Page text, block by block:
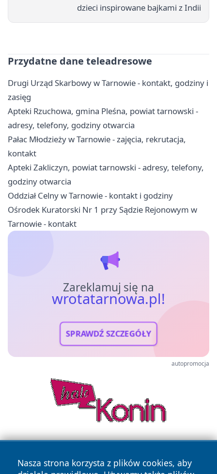
dzieci inspirowane bajkami z Indii
Przydatne dane teleadresowe
Drugi Urząd Skarbowy w Tarnowie - kontakt, godziny i
zasięg
Apteki Rzuchowa, gmina Pleśna, powiat tarnowski -
adresy, telefony, godziny otwarcia
Pałac Młodzieży w Tarnowie - zajęcia, rekrutacja,
kontakt
Apteki Zakliczyn, powiat tarnowski - adresy, telefony,
godziny otwarcia
Oddział Celny w Tarnowie - kontakt i godziny
Ośrodek Kuratorski Nr 1 przy Sądzie Rejonowym w
Tarnowie - kontakt
Zareklamuj się na
wrotatarnowa.pl!
SPRAWDŹ SZCZEGÓŁY
autopromocja
Nasza strona korzysta z plików cookies, aby